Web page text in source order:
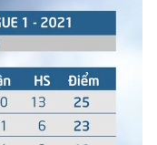
Quốc Thắng,
355 932